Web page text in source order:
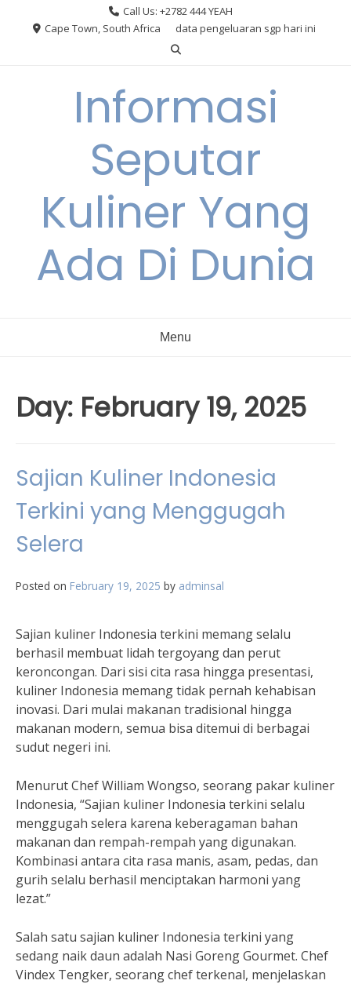
Call Us: +2782 444 YEAH
Cape Town, South Africa
data pengeluaran sgp hari ini
Informasi
Seputar
Kuliner Yang
Ada Di Dunia
Menu
Day: February 19, 2025
Sajian Kuliner Indonesia
Terkini yang Menggugah
Selera
Posted on February 19, 2025 by adminsal
Sajian kuliner Indonesia terkini memang selalu
berhasil membuat lidah tergoyang dan perut
keroncongan. Dari sisi cita rasa hingga presentasi,
kuliner Indonesia memang tidak pernah kehabisan
inovasi. Dari mulai makanan tradisional hingga
makanan modern, semua bisa ditemui di berbagai
sudut negeri ini.
Menurut Chef William Wongso, seorang pakar kuliner
Indonesia, “Sajian kuliner Indonesia terkini selalu
menggugah selera karena keberagaman bahan
makanan dan rempah-rempah yang digunakan.
Kombinasi antara cita rasa manis, asam, pedas, dan
gurih selalu berhasil menciptakan harmoni yang
lezat.”
Salah satu sajian kuliner Indonesia terkini yang
sedang naik daun adalah Nasi Goreng Gourmet. Chef
Vindex Tengker, seorang chef terkenal, menjelaskan